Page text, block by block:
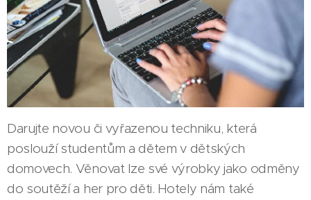
Darujte novou či vyřazenou techniku, která
poslouží studentům a dětem v dětských
domovech. Věnovat lze své výrobky jako odměny
do soutěží a her pro děti. Hotely nám také